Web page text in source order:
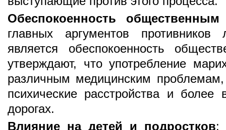
Обеспокоенность
главных аргументов противников
является обеспокоенность
утверждают, что употребление
различным медицинским
психические расстройства и
дорогах.
Влияние на детей и подростков: